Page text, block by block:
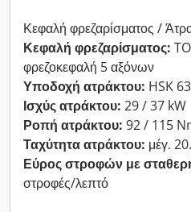
Κεφαλή φρεζαρίσματος /
Κεφαλή φρεζαρίσματος:
φρεζοκεφαλή 5 αξόνων
Υποδοχή ατράκτου: HSK
Ισχύς ατράκτου: 29 / 37 kW
Ροπή ατράκτου: 92 / 115
Ταχύτητα ατράκτου: μέγ.
Εύρος στροφών με
στροφές/λεπτό